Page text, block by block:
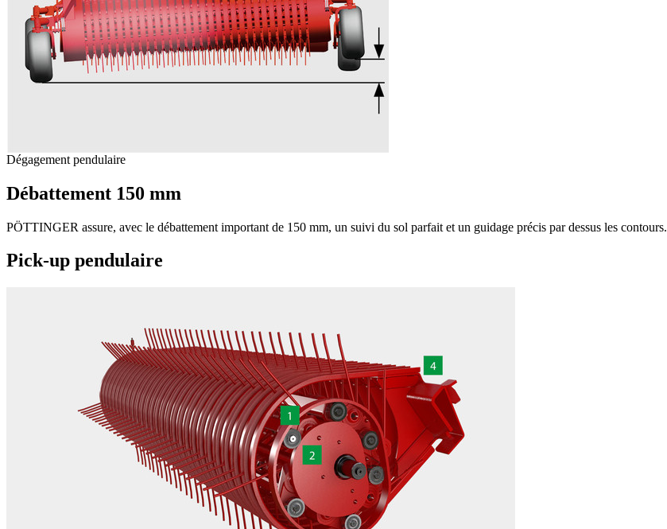
Dégagement pendulaire
Débattement 150 mm
PÖTTINGER assure, avec le débattement important de 150 mm, un suivi du sol parfait et un guidage précis par dessus les contours.
Pick-up pendulaire